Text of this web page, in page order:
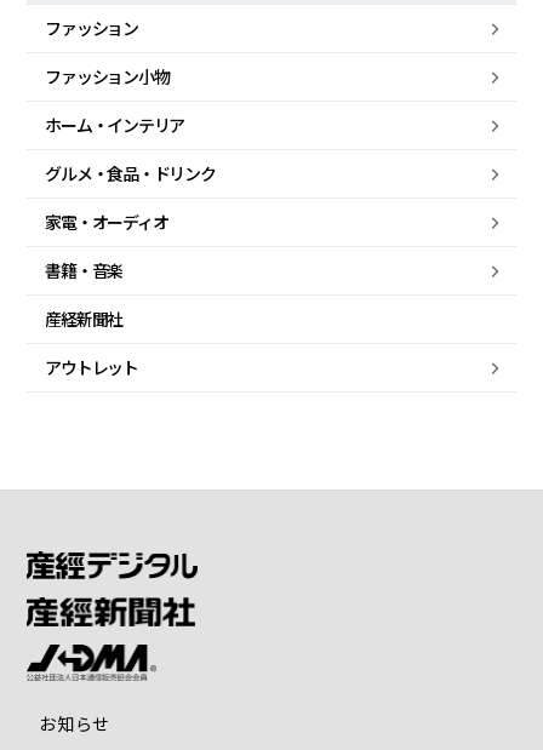
ファッション
ファッション小物
ホーム・ インテリア
グルメ・食品・ ドリンク
家電・ オーディオ
書籍・音楽
産経新聞社
アウトレット
お知らせ